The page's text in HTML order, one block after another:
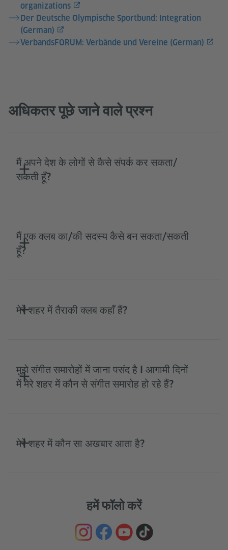
organizations
Der Deutsche Olympische Sportbund: Integration
(German)
VerbandsFORUM: Verbände und Vereine (German)
अधिकतर पूछे जाने वाले प्रश्न
मैं अपने देश के लोगों से कैसे संपर्क कर सकता/
सकती हूँ?
मैं एक क्लब का/की सदस्य कैसे बन सकता/सकती
हूँ?
मेरे शहर में तैराकी क्लब कहाँ हैं?
मुझे संगीत समारोहों में जाना पसंद है I आगामी दिनों
में मेरे शहर में कौन से संगीत समारोह हो रहे हैं?
मेरे शहर में कौन सा अखबार आता है?
हमें फॉलो करें